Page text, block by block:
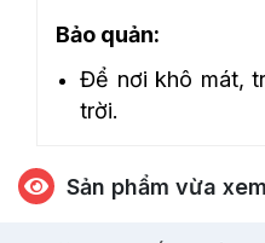
Bảo quản:
Để nơi khô mát,
trời.
Sản phẩm vừa xem